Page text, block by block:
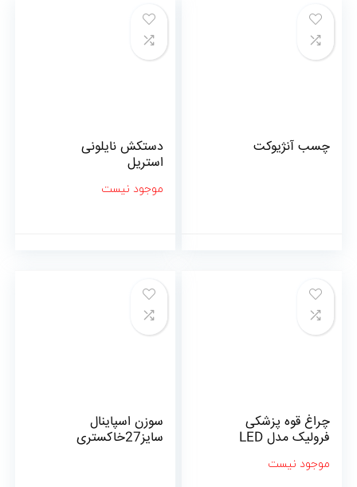
چسب آنژیوکت
دستکش نایلونی
استریل
موجود نیست
چراغ قوه پزشکی
فرولیک مدل LED
موجود نیست
سوزن اسپاینال
سایز27خاکستری